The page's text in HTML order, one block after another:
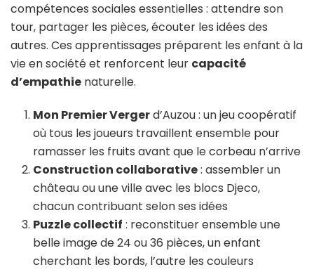
compétences sociales essentielles : attendre son
tour, partager les pièces, écouter les idées des
autres. Ces apprentissages préparent les enfant à la
vie en société et renforcent leur capacité
d’empathie naturelle.
Mon Premier Vergerd’Auzou : un jeu coopératif
où tous les joueurs travaillent ensemble pour
ramasser les fruits avant que le corbeau n’arrive
Construction collaborative: assembler un
château ou une ville avec les blocs Djeco,
chacun contribuant selon ses idées
Puzzle collectif : reconstituer ensemble une
belle image de 24 ou 36 pièces, un enfant
cherchant les bords, l’autre les couleurs